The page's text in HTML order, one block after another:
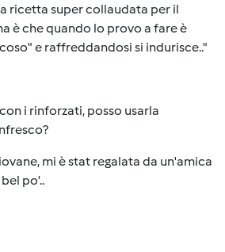
ricetta super collaudata per il
è che quando lo provo a fare è
e raffreddandosi si indurisce.."
i rinforzati, posso usarla
mi è stat regalata da un'amica
po'..